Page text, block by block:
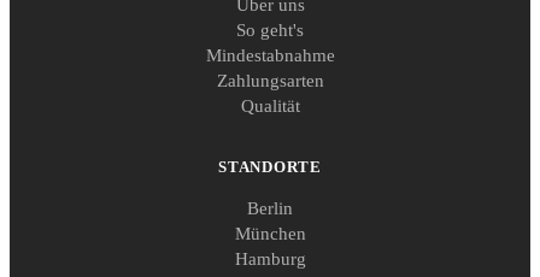
Über uns
So geht's
Mindestabnahme
Zahlungsarten
Qualität
STANDORTE
Berlin
München
Hamburg